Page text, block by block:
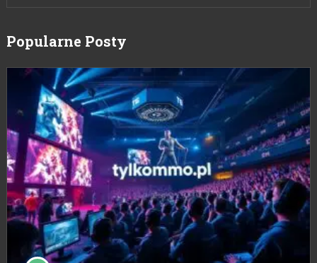
Popularne Posty